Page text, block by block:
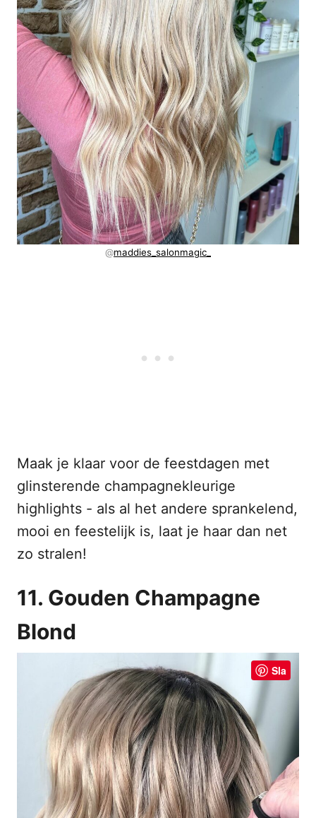
@maddies_salonmagic_
Maak je klaar voor de feestdagen met
glinsterende champagnekleurige
highlights - als al het andere sprankelend,
mooi en feestelijk is, laat je haar dan net
zo stralen!
11. Gouden Champagne
Blond
Sla